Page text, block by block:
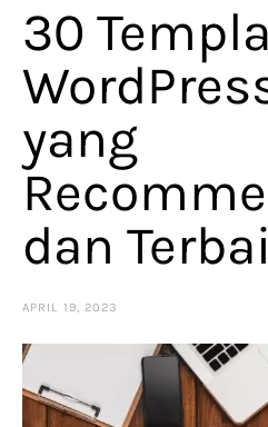
30
yang
dan
APRIL 19, 2023